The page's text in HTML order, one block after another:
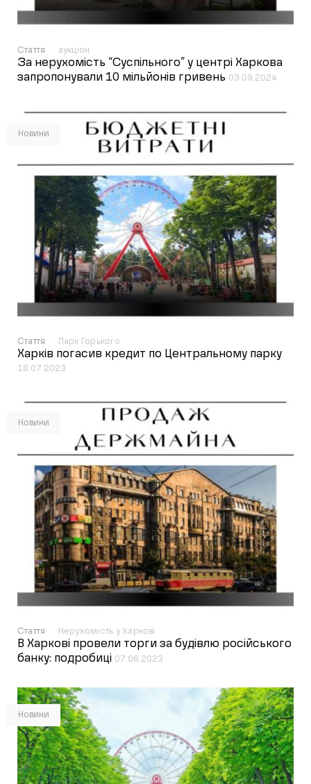
Стаття аукціон
За нерухомість “Суспільного” у центрі Харкова
запропонували 10 мільйонів гривень 03.09.2024
Новини
Стаття Парк Горького
Харків погасив кредит по Центральному парку
18.07.2023
Новини
Стаття Нерухомість у Харкові
В Харкові провели торги за будівлю російського
банку: подробиці 07.06.2023
Новини